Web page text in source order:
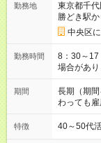
勤務地
東京都千代
勝どき駅
中央区
勤務時間
8：30～17
場合があります。 ◎フレックス勤務が
す。 ◎今
改革に全
期間
長期（期
わっても雇
特徴 40～50代